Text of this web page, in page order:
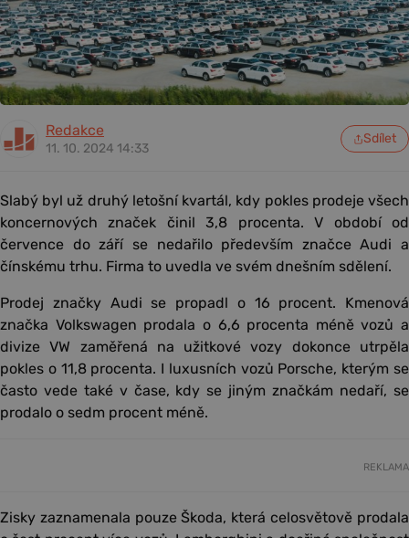
Redakce
11. 10. 2024 14:33
Sdílet
Slabý byl už druhý letošní kvartál, kdy pokles prodeje všech
koncernových značek činil 3,8 procenta. V období od
července do září se nedařilo především značce Audi a
čínskému trhu. Firma to uvedla ve svém dnešním sdělení.
Prodej značky Audi se propadl o 16 procent. Kmenová
značka Volkswagen prodala o 6,6 procenta méně vozů a
divize VW zaměřená na užitkové vozy dokonce utrpěla
pokles o 11,8 procenta. I luxusních vozů Porsche, kterým se
často vede také v čase, kdy se jiným značkám nedaří, se
prodalo o sedm procent méně.
REKLAMA
Zisky zaznamenala pouze Škoda, která celosvětově prodala